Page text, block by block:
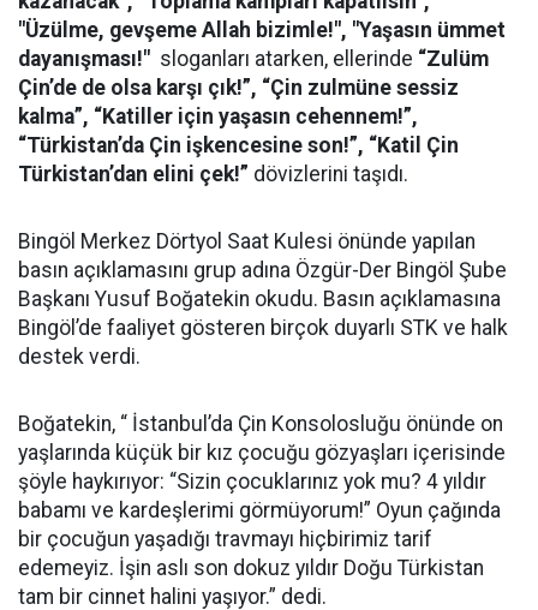
"Üzülme, gevşeme Allah bizimle!", "Yaşasın ümmet
dayanışması!" sloganları atarken, ellerinde “Zulüm
Çin’de de olsa karşı çık!”, “Çin zulmüne sessiz
kalma”, “Katiller için yaşasın cehennem!”,
“Türkistan’da Çin işkencesine son!”, “Katil Çin
Türkistan’dan elini çek!” dövizlerini taşıdı.
Bingöl Merkez Dörtyol Saat Kulesi önünde yapılan
basın açıklamasını grup adına Özgür-Der Bingöl Şube
Başkanı Yusuf Boğatekin okudu. Basın açıklamasına
Bingöl’de faaliyet gösteren birçok duyarlı STK ve halk
destek verdi.
Boğatekin, “ İstanbul’da Çin Konsolosluğu önünde on
yaşlarında küçük bir kız çocuğu gözyaşları içerisinde
şöyle haykırıyor: “Sizin çocuklarınız yok mu? 4 yıldır
babamı ve kardeşlerimi görmüyorum!” Oyun çağında
bir çocuğun yaşadığı travmayı hiçbirimiz tarif
edemeyiz. İşin aslı son dokuz yıldır Doğu Türkistan
tam bir cinnet halini yaşıyor.” dedi.